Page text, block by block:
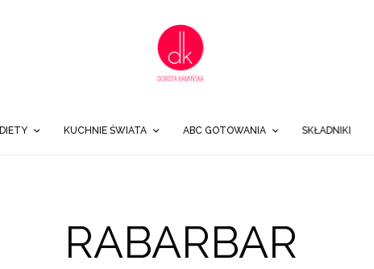
KUCHNIE ŚWIATA ABC GOTOWANIA SKŁADNIKI
RABARBAR